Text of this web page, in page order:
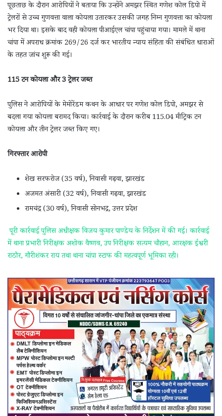
पूछताछ के दौरान आरोपियों ने बताया कि उन्होंने अमझर स्थित गणेश कोल डिपो में
ट्रेलरों से उच्च गुणवत्ता वाला कोयला उतारकर उसकी जगह निम्न गुणवत्ता का कोयला
भर दिया था। इसके बाद वही कोयला पीआईएल चांपा पहुंचाया गया। मामले में थाना
चांपा में अपराध क्रमांक 269/26 दर्ज कर भारतीय न्याय संहिता की संबंधित धाराओं
के तहत जांच शुरू की गई।
115 टन कोयला और 3 ट्रेलर जब्त
पुलिस ने आरोपियों के मेमोरेंडम कथन के आधार पर गणेश कोल डिपो, अमझर से
बदला गया कोयला बरामद किया। कार्रवाई के दौरान करीब 115.04 मीट्रिक टन
कोयला और तीन ट्रेलर जब्त किए गए।
गिरफ्तार आरोपी
शेख सरफरोज (35 वर्ष), निवासी गढ़वा, झारखंड
अजमत अंसारी (32 वर्ष), निवासी गढ़वा, झारखंड
रामचंद्र (30 वर्ष), निवासी सोनभद्र, उत्तर प्रदेश
पूरी कार्रवाई पुलिस अधीक्षक विजय कुमार पाण्डेय के निर्देशन में की गई। कार्रवाई
में थाना प्रभारी निरीक्षक अशोक वैष्णव, उप निरीक्षक सत्यम चौहान, आरक्षक ईश्वरी
राठौर, गौरीशंकर राय तथा थाना चांपा स्टाफ की महत्वपूर्ण भूमिका रही।